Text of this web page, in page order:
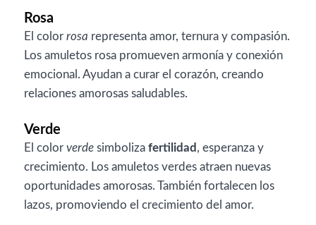
Rosa
El color rosa representa amor, ternura y compasión.
Los amuletos rosa promueven armonía y conexión
emocional. Ayudan a curar el corazón, creando
relaciones amorosas saludables.
Verde
El color verde simboliza fertilidad , esperanza y
crecimiento. Los amuletos verdes atraen nuevas
oportunidades amorosas. También fortalecen los
lazos, promoviendo el crecimiento del amor.